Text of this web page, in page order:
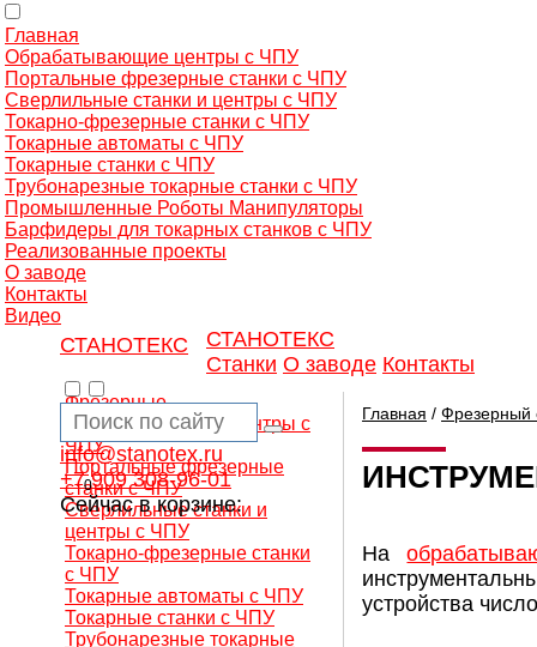
Главная
Обрабатывающие центры с ЧПУ
Портальные фрезерные станки с ЧПУ
Сверлильные станки и центры с ЧПУ
Токарно-фрезерные станки с ЧПУ
Токарные автоматы с ЧПУ
Токарные станки с ЧПУ
Трубонарезные токарные станки с ЧПУ
Промышленные Роботы Манипуляторы
Барфидеры для токарных станков с ЧПУ
Реализованные проекты
О заводе
Контакты
Видео
СТАНОТЕКС
СТАНОТЕКС
Станки О заводе Контакты
info@stanotex.ru
+7 909 308-96-01
Сейчас в корзине:
0
Фрезерные
обрабатывающие центры с
ЧПУ
Портальные фрезерные
станки с ЧПУ
Сверлильные станки и
центры с ЧПУ
Токарно-фрезерные станки
с ЧПУ
Токарные автоматы с ЧПУ
Токарные станки с ЧПУ
Трубонарезные токарные
Главная / Фрезерный
На
устройства